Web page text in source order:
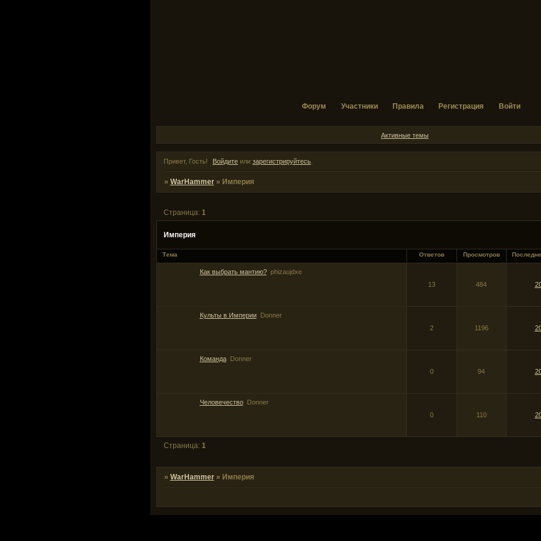
Форум Участники Правила Регистрация Войти
Активные темы
Привет, Гость! Войдите или зарегистрируйтесь
» WarHammer » Империя
Империя
Страница: 1
Тема Ответов Просмотров
Как выбрать мантию? phizaujdxe
13
484
Культы в Империи
Donner
2
1196
Команда
Donner
0
94
Человечество
Donner
0
110
Страница: 1
» WarHammer » Империя